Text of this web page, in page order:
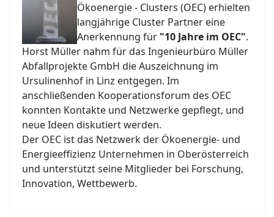
Ökoenergie - Clusters (OEC) erhielten
langjährige Cluster Partner eine
Anerkennung für "10 Jahre im OEC".
Horst Müller nahm für das Ingenieurbüro Müller
Abfallprojekte GmbH die Auszeichnung im
Ursulinenhof in Linz entgegen. Im
anschließenden Kooperationsforum des OEC
konnten Kontakte und Netzwerke gepflegt, und
neue Ideen diskutiert werden.
Der OEC ist das Netzwerk der Ökoenergie- und
Energieeffizienz Unternehmen in Oberösterreich
und unterstützt seine Mitglieder bei Forschung,
Innovation, Wettbewerb.